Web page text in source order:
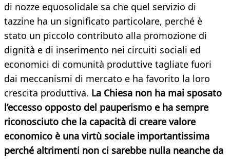
di nozze equosolidale sa che quel servizio di
tazzine ha un significato particolare, perché è
stato un piccolo contributo alla promozione di
dignità e di inserimento nei circuiti sociali ed
economici di comunità produttive tagliate fuori
dai meccanismi di mercato e ha favorito la loro
crescita produttiva. La Chiesa non ha mai sposato
l’eccesso opposto del pauperismo e ha sempre
riconosciuto che la capacità di creare valore
economico è una virtù sociale importantissima
perché altrimenti non ci sarebbe nulla neanche da